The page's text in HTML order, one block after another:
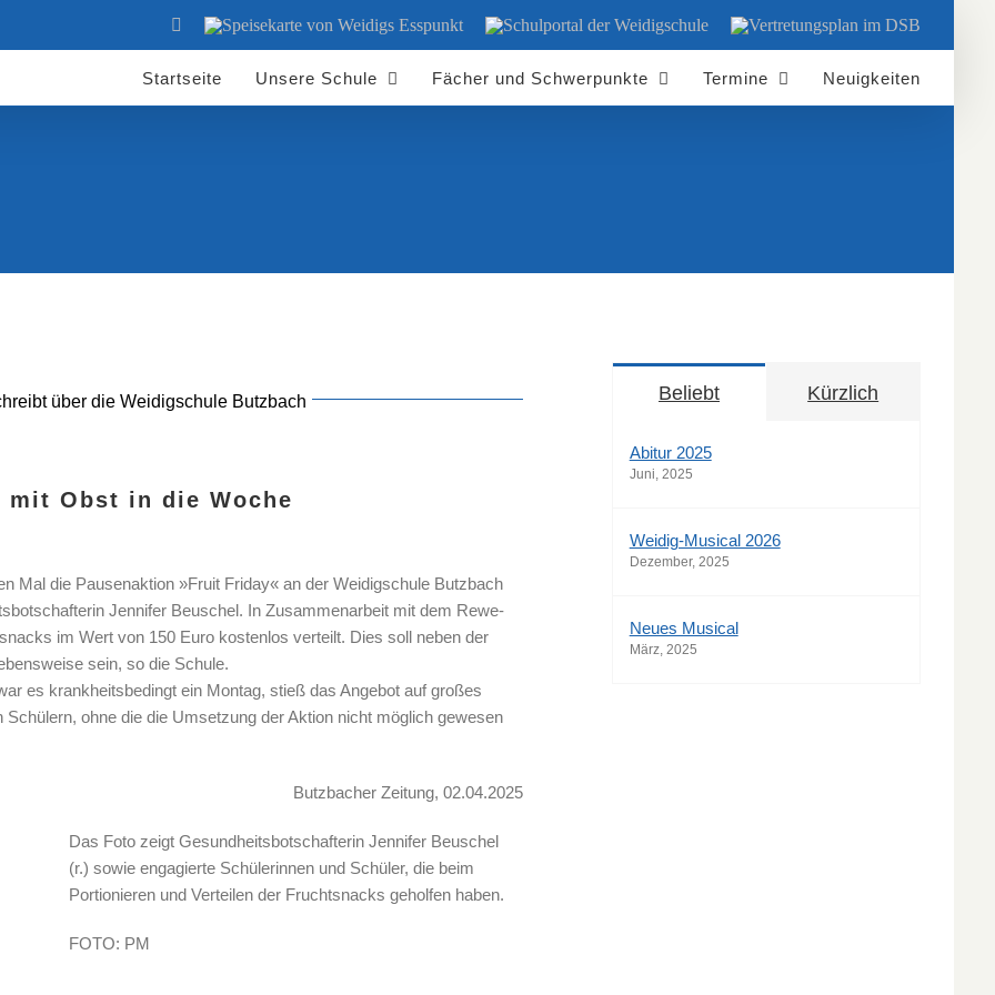
YouTube
Speisekarte
Esspunkt
Schulportal
Vertretungsplan
Startseite
Unsere Schule Fächer und Schwerpunkte Termine Neuigkeiten
über die Weidigschule Butzbach
Obst in die Woche
Mal die Pausenaktion »Fruit Friday« an der Weidigschule Butzbach
Jennifer Beuschel. In Zusammenarbeit mit dem Rewe-
im Wert von 150 Euro kostenlos verteilt. Dies soll neben der
sein, so die Schule.
es krankheitsbedingt ein Montag, stieß das Angebot auf großes
ohne die die Umsetzung der Aktion nicht möglich gewesen
Butzbacher Zeitung, 02.04.2025
Das Foto zeigt Gesundheitsbotschafterin Jennifer Beuschel
(r.) sowie engagierte Schülerinnen und Schüler, die beim
Portionieren und Verteilen der Fruchtsnacks geholfen haben.
FOTO: PM
Beliebt Kürzlich
Abitur 2025
Juni, 2025
Weidig-Musical 2026
Dezember, 2025
Neues Musical
März, 2025